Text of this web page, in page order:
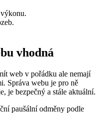
vhodná
web v pořádku ale nemají
Správa webu je pro ně
je bezpečný a stále aktuální.
paušální odměny podle